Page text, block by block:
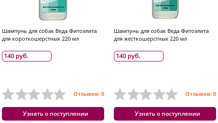
Шампунь для собак Веда Фитоэлита
для короткошерстных 220 мл
140 руб.
Отзывов: 0
Узнать о поступлении
Шампунь для собак Веда Фитоэлита
для жесткошерстных 220 мл
140 руб.
Отзывов: 0
Узнать о поступлении